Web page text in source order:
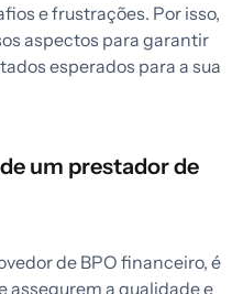
e frustrações. Por isso,
aspectos para garantir
esperados para a sua
um prestador de
de BPO financeiro, é
assegurem a qualidade e